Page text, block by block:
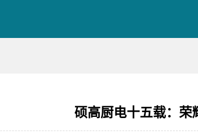
硕高厨电十五载：荣